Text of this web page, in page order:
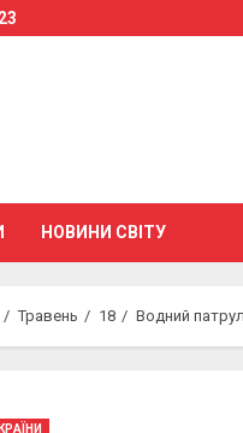
НОВИНИ СВІТУ
Травень 18 Водний